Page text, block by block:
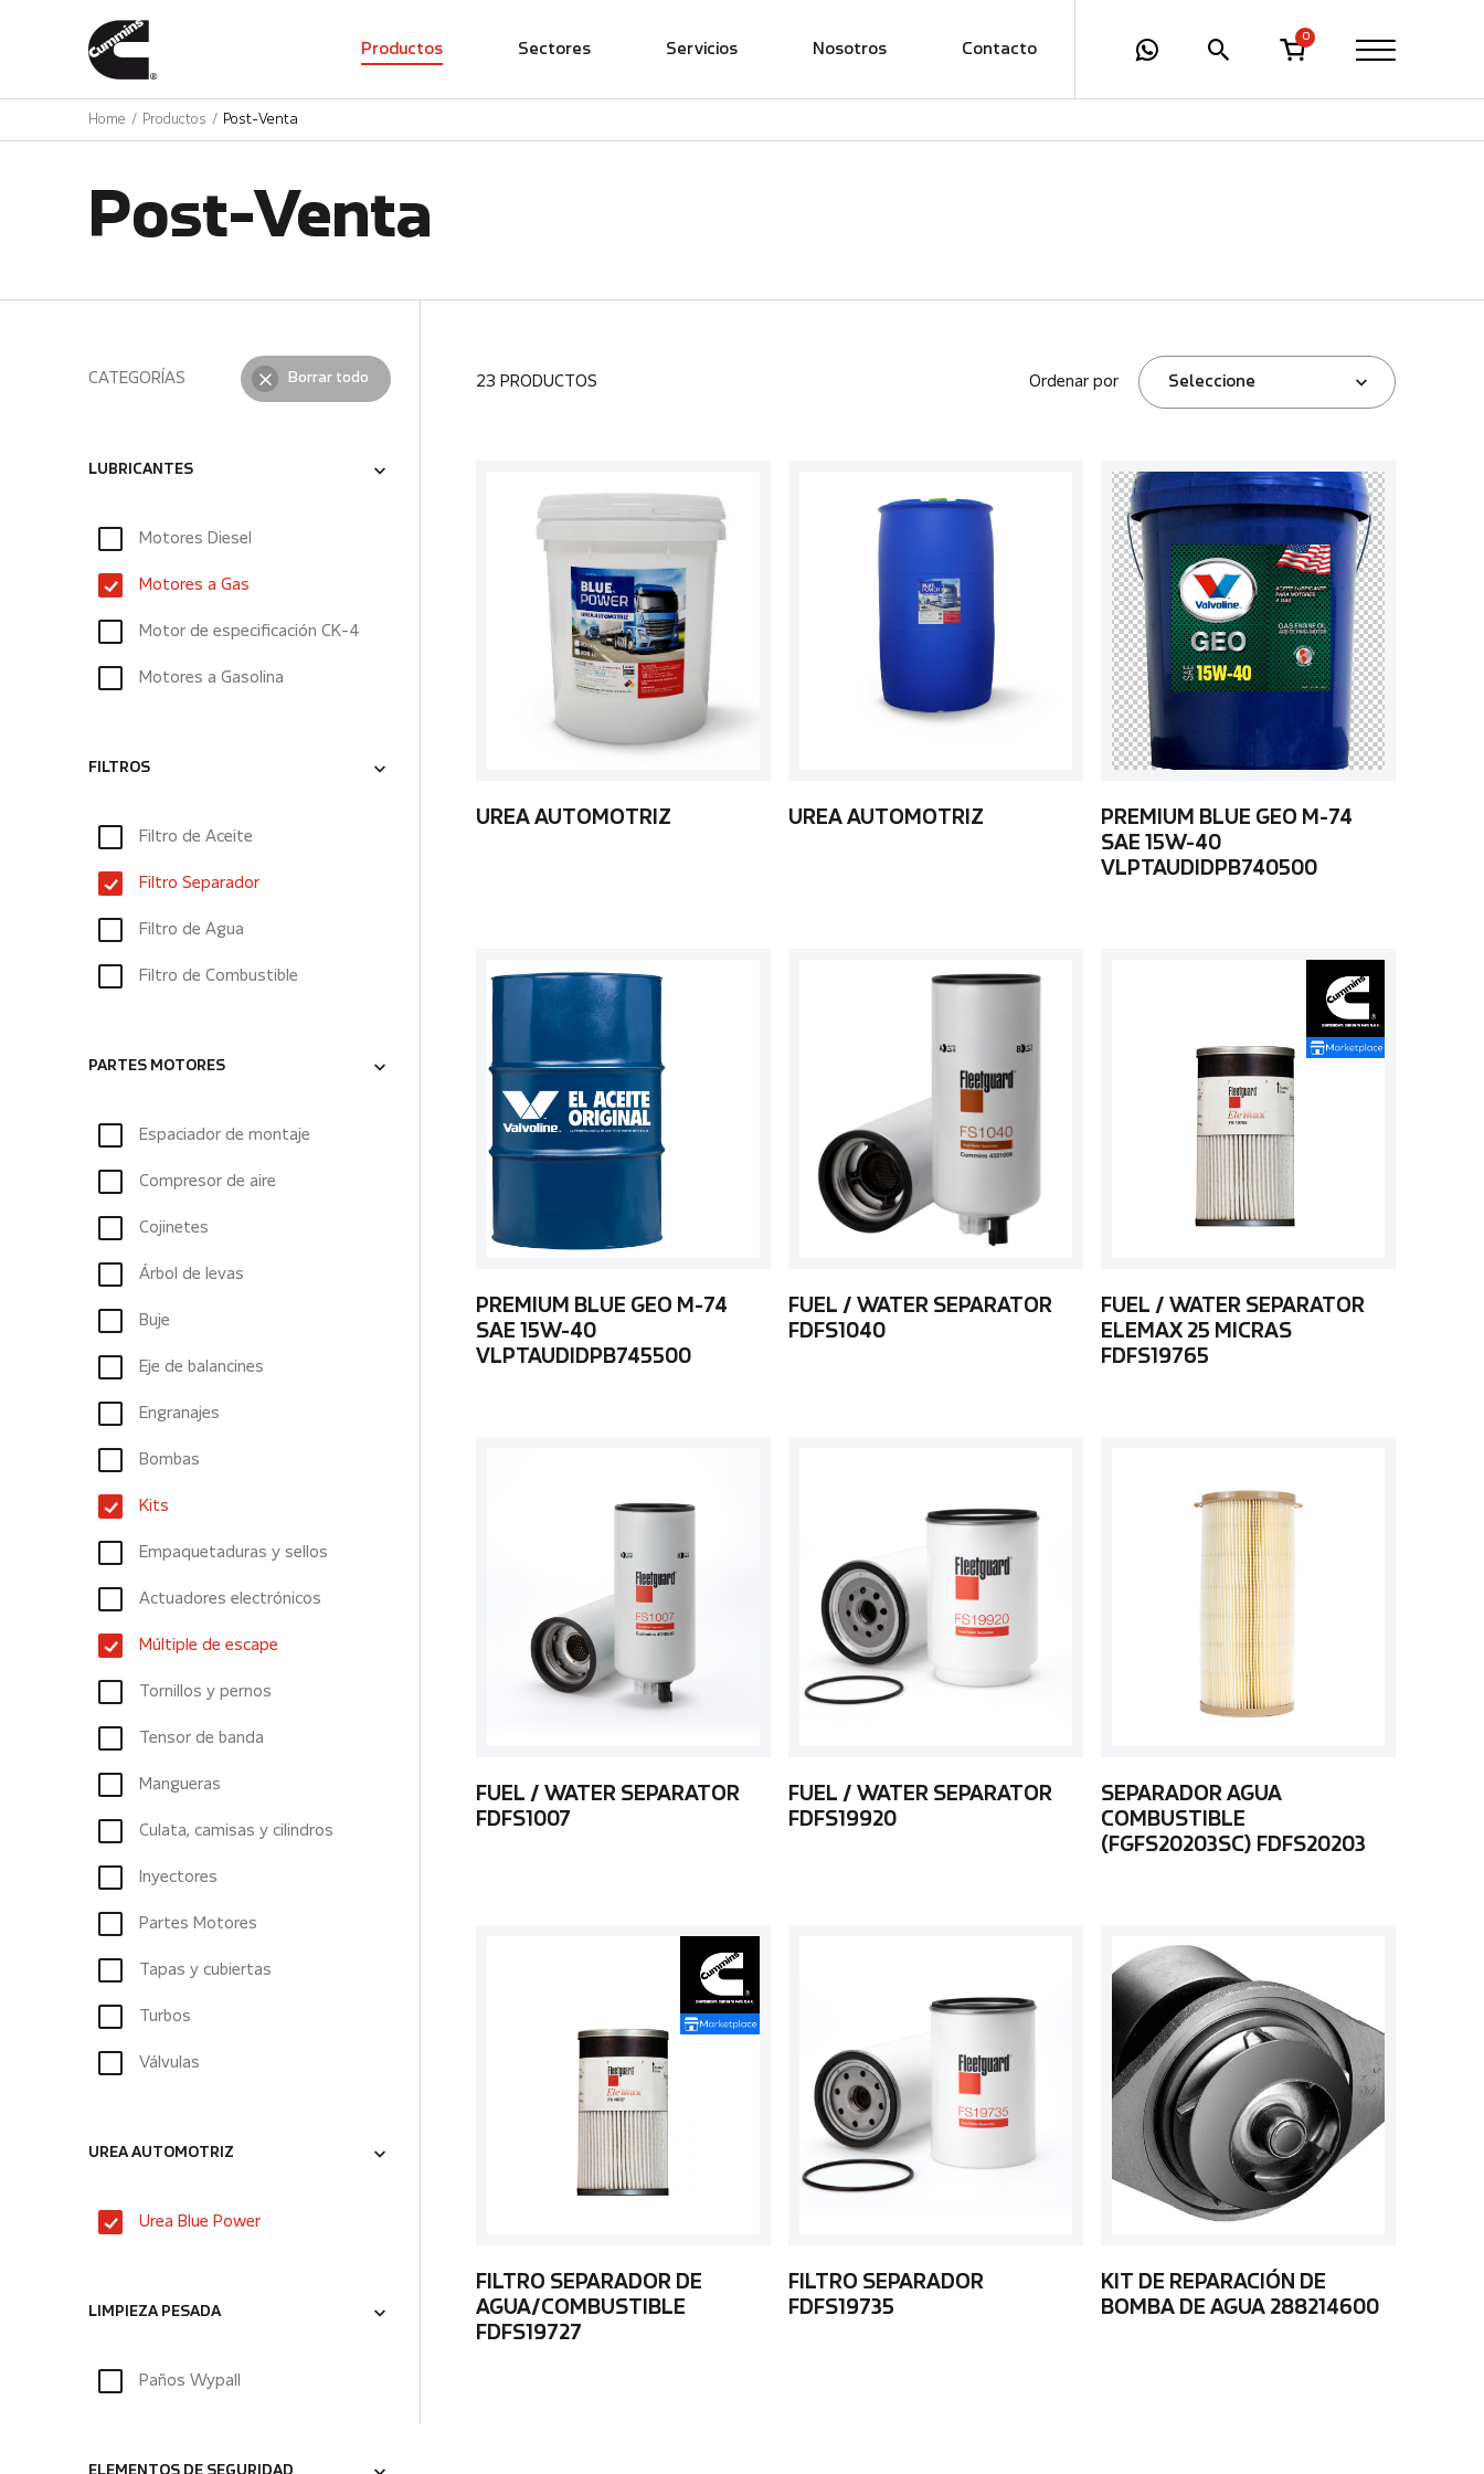
Productos Sectores Servicios Nosotros Contacto
0
Home Productos Post-Venta
Post-Venta
CATEGORÍAS Borrar todo
LUBRICANTES
Motores Diesel
Motores a Gas
Motor de especificación CK-4
Motores a Gasolina
FILTROS
Filtro de Aceite
Filtro Separador
Filtro de Agua
Filtro de Combustible
PARTES MOTORES
Espaciador de montaje
Compresor de aire
Cojinetes
Árbol de levas
Buje
Eje de balancines
Engranajes
Bombas
Kits
Empaquetaduras y sellos
Actuadores electrónicos
Múltiple de escape
Tornillos y pernos
Tensor de banda
Mangueras
Culata, camisas y cilindros
Inyectores
Partes Motores
Tapas y cubiertas
Turbos
Válvulas
UREA AUTOMOTRIZ
Urea Blue Power
LIMPIEZA PESADA
Paños Wypall
23 PRODUCTOS Ordenar por Seleccione
UREA AUTOMOTRIZ UREA AUTOMOTRIZ
PREMIUM BLUE GEO M-74
SAE 15W-40
VLPTAUDIDPB740500
PREMIUM BLUE GEO M-74
SAE 15W-40
VLPTAUDIDPB745500
FUEL / WATER SEPARATOR
FDFS1040
FUEL / WATER SEPARATOR
ELEMAX 25 MICRAS
FDFS19765
FUEL / WATER SEPARATOR
FDFS1007
FUEL / WATER SEPARATOR
FDFS19920
SEPARADOR AGUA
COMBUSTIBLE
(FGFS20203SC) FDFS20203
FILTRO SEPARADOR DE
AGUA/COMBUSTIBLE
FDFS19727
FILTRO SEPARADOR
FDFS19735
KIT DE REPARACIÓN DE
BOMBA DE AGUA 288214600